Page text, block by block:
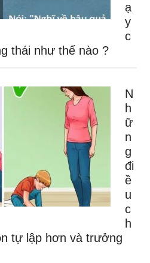
ạ
y
c
thái như thế nào ?
N
h
ữ
n
g
đi
ề
u
c
h
tự lập hơn và trưởng